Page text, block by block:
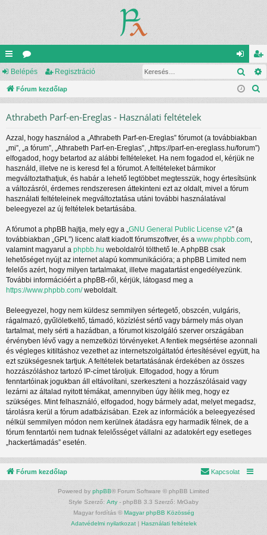
yo
rs
ór
u
el
ép
eg
is
ió
Belépés Regisztráció
Fórum kezdőlap
Athrabeth Parf-en-Ereglas - Használati feltételek
Azzal, hogy használod a „Athrabeth Parf-en-Ereglas” fórumot (a továbbiakban
„mi”, „a fórum”, „Athrabeth Parf-en-Ereglas”, „https://parf-en-ereglass.hu/forum”)
elfogadod, hogy betartod az alábbi feltételeket. Ha nem fogadod el, kérjük ne
használd, illetve ne is keresd fel a fórumot. A feltételeket bármikor
megváltoztathatjuk, és habár a lehető legtöbbet megtesszük, hogy értesítsünk
a változásról, érdemes rendszeresen áttekinteni ezt az oldalt, mivel a fórum
használati feltételeinek megváltoztatása utáni további használatával
beleegyezel az új feltételek betartásába.
A fórumot a phpBB hajtja, mely egy a „ GNU General Public License v2” (a
továbbiakban „GPL”) licenc alatt kiadott fórumszoftver, és a www.phpbb.com
valamint magyarul a phpbb.hu weboldalról tölthető le. A phpBB csak
lehetőséget nyújt az internet alapú kommunikációra; a phpBB Limited nem
felelős azért, hogy milyen tartalmakat, illetve magatartást engedélyezünk.
További információért a phpBB-ről, kérjük, látogasd meg a
https://www.phpbb.com/weboldalt.
Beleegyezel, hogy nem küldesz semmilyen sértegető, obszcén, vulgáris,
rágalmazó, gyűlöletkeltő, támadó, közízlést sértő vagy bármely más olyan
tartalmat, mely sérti a hazádban, a fórumot kiszolgáló szerver országában
érvényben lévő vagy a nemzetközi törvényeket. A fentiek megsértése azonnali
és végleges kitiltáshoz vezethet az internetszolgáltatód értesítésével együtt, ha
ezt szükségesnek tartjuk. A feltételek betartatásának érdekében az összes
hozzászóláshoz tartozó IP-címet tároljuk. Elfogadod, hogy a fórum
fenntartóinak jogukban áll eltávolítani, szerkeszteni a hozzászólásaid vagy
lezárni az általad nyitott témákat, amennyiben úgy ítélik meg, hogy ez
szükséges. Mint felhasználó, elfogadod, hogy bármely adat, melyet megadsz,
tárolásra kerül a fórum adatbázisában. Ezek az információk a beleegyezésed
nélkül semmilyen módon nem kerülnek átadásra egy harmadik félnek, de a
fórum fenntartói nem tudnak felelősséget vállalni az adatokért egy esetleges
„hackertámadás” esetén.
Fórum kezdőlap Kapcsolat
Powered by phpBB® Forum Software © phpBB Limited
Style Szerző: Arty - phpBB 3.3 Szerző: MrGaby
Magyar fordítás © Magyar phpBB Közösség
Adatvédelmi nyilatkozat| Használati feltételek